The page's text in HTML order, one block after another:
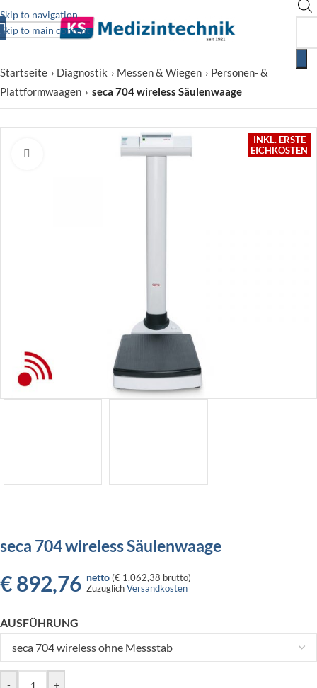
Skip to navigation
Skip to main content
Startseite › Diagnostik › Messen & Wiegen › Personen- &
Plattformwaagen › seca 704 wireless Säulenwaage
INKL. ERSTE
EICHKOSTEN
Zum Vergrößern klicken
seca 704 wireless Säulenwaage
€892,76 netto (€ 1.062,38 brutto)
ZuzüglichVersandkosten
AUSFÜHRUNG
- +